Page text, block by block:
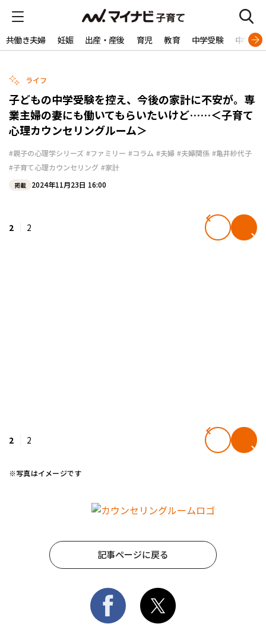
共働き夫婦 妊娠 出産・産後 育児 教育 中学受験 中学生
ライフ
子どもの中学受験を控え、今後の家計に不安が。専
業主婦の妻にも働いてもらいたいけど……＜子育て
心理カウンセリングルーム＞
#親子の心理学シリーズ #ファミリー #コラム #夫婦 #夫婦関係 #亀井紗代子
#子育て心理カウンセリング #家計
掲載 2024年11月23日 16:00
2 2
2 2
※写真はイメージです
記事ページに戻る